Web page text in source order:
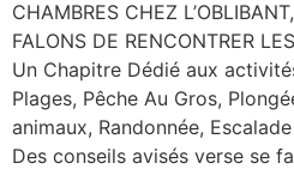
CHAMBRES CHEZ
FALONS DE RENCONTRER
Un Chapitre Dédié aux
Plages, Pêche Au Gros,
animaux, Randonnée,
Des conseils avisés verse se